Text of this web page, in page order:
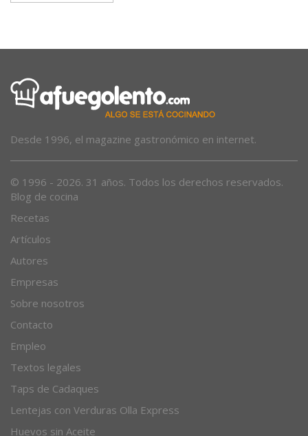
Desde 1996, el magazine gastronómico en internet.
© 1996 - 2026. 31 años. Todos los derechos reservados.
Blog de cocina
Recetas
Artículos
Autores
Empresas
Sobre nosotros
Contacto
Empleo
Textos legales
Taps de Cadaques
Lentejas con Verduras Olla Express
Huevos sin Aceite